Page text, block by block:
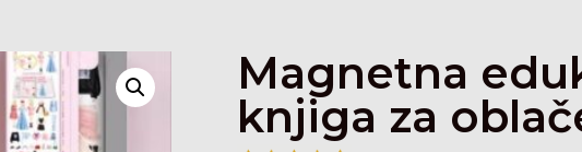
Magnetna
knjiga za